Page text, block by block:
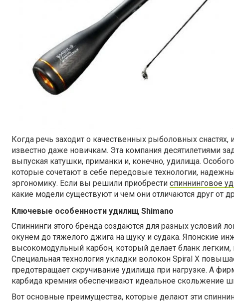
Когда речь заходит о качественных рыболовных снастях,
известно даже новичкам. Эта компания десятилетиями
выпуская катушки, приманки и, конечно, удилища.
которые сочетают в себе передовые технологии,
эргономику. Если вы решили приобрести спиннинговое
какие модели существуют и чем они отличаются друг от
Ключевые особенности удилищ Shimano
Спиннинги этого бренда создаются для разных условий
окунем до тяжелого джига на щуку и судака. Японские
высокомодульный карбон, который делает бланк
Специальная технология укладки волокон Spiral X
предотвращает скручивание удилища при нагрузке. А
карбида кремния обеспечивают идеальное скольжение
Вот основные преимущества, которые делают эти